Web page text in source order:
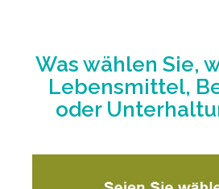
Was wählen Sie,
Lebensmittel,
oder